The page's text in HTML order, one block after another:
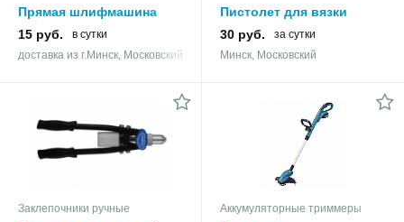
Прямая шлифмашина
MAKITA GD 0602 в Прокат
15 руб.
в сутки
доставка из г.Минск, Московский
Пистолет для вязки
арматуры MAKITA DTR
180 Z в аренду
30 руб.
за сутки
Минск, Московский
Заклепочники ручные Аккумуляторные триммеры